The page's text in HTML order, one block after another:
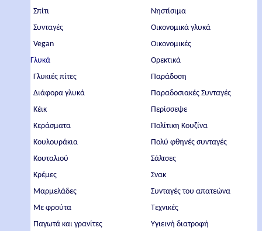
Σπίτι
Συνταγές
Vegan
Γλυκά
Γλυκιές πίτες
Διάφορα γλυκά
Κέικ
Κεράσματα
Κουλουράκια
Κουταλιού
Κρέμες
Μαρμελάδες
Με φρούτα
Παγωτά και γρανίτες
Νηστίσιμα
Οικονομικά γλυκά
Οικονομικές
Ορεκτικά
Παράδοση
Παραδοσιακές Συνταγές
Περίσσεψε
Πολίτικη Κουζίνα
Πολύ φθηνές συνταγές
Σάλτσες
Σνακ
Συνταγές του απατεώνα
Τεχνικές
Υγιεινή διατροφή